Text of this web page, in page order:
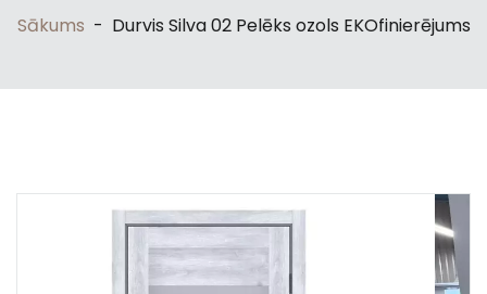
Sākums - Durvis Silva 02 Pelēks ozols EKOfinierējums